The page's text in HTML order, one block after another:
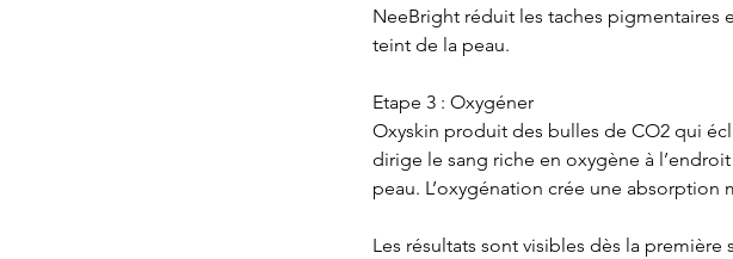
NeeBright réduit les taches pigmentaires
teint de la peau.
Etape 3 : Oxygéner
Oxyskin produit des bulles de CO2 qui
dirige le sang riche en oxygène à
peau. L’oxygénation crée une absorption
Les résultats sont visibles dès la